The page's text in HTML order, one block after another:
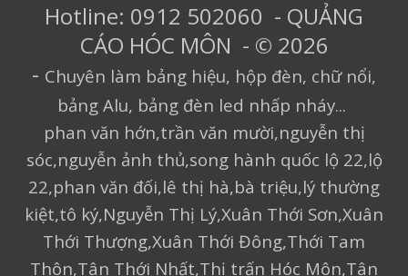
Hotline: 0912 502060 - QUẢNG
CÁO HÓC MÔN - © 2026
- Chuyên làm bảng hiệu, hộp đèn, chữ nổi,
bảng Alu, bảng đèn led nhấp nháy...
phan văn hớn,trần văn mười,nguyễn thị
sóc,nguyễn ảnh thủ,song hành quốc lộ 22,lộ
22,phan văn đối,lê thị hà,bà triệu,lý thường
kiệt,tô ký,Nguyễn Thị Lý,Xuân Thới Sơn,Xuân
Thới Thượng,Xuân Thới Đông,Thới Tam
Thôn,Tân Thới Nhất,Thị trấn Hóc Môn,Tân